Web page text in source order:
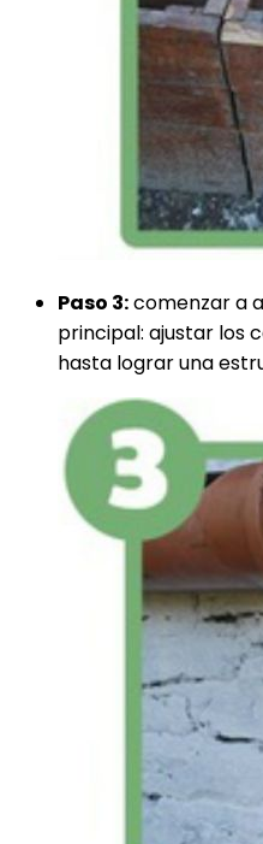
Paso 3:comenzar a
principal: ajustar los
hasta lograr una